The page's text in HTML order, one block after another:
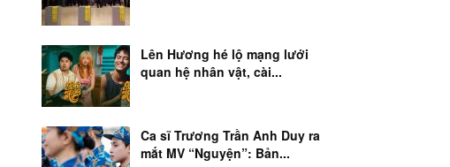
Lên Hương hé lộ mạng lưới
quan hệ nhân vật, cài...
Ca sĩ Trương Trần Anh Duy ra
mắt MV “Nguyện”: Bản...